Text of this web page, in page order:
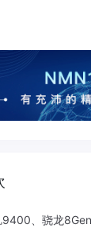
9400、骁龙